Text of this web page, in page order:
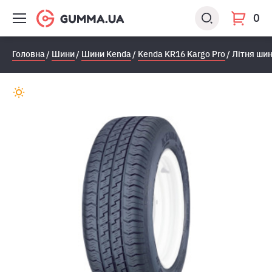
0
Головна Шини Шини Kenda Kenda KR16 Kargo Pro Літня